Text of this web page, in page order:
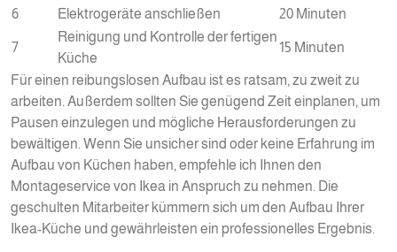
6
Elektrogeräte anschließen 20 Minuten
7
Reinigung und Kontrolle der fertigen
Küche
15 Minuten
Für einen reibungslosen Aufbau ist es ratsam, zu zweit zu
arbeiten. Außerdem sollten Sie genügend Zeit einplanen, um
Pausen einzulegen und mögliche Herausforderungen zu
bewältigen. Wenn Sie unsicher sind oder keine Erfahrung im
Aufbau von Küchen haben, empfehle ich Ihnen den
Montageservice von Ikea in Anspruch zu nehmen. Die
geschulten Mitarbeiter kümmern sich um den Aufbau Ihrer
Ikea-Küche und gewährleisten ein professionelles Ergebnis.